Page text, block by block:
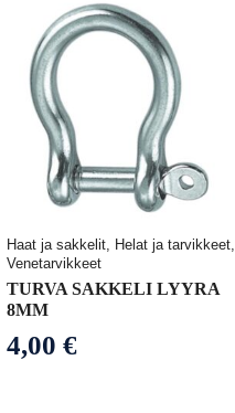
Haat ja sakkelit, Helat ja tarvikkeet,
Venetarvikkeet
TURVA SAKKELI LYYRA
8MM
4,00 €